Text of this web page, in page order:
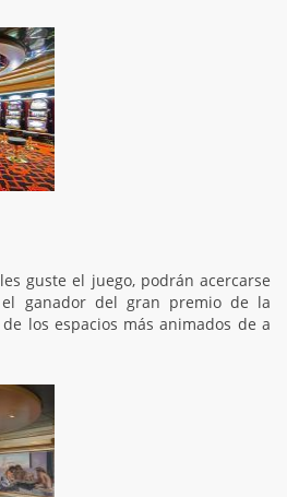
guste el juego, podrán acercarse
ganador del gran premio de la
los espacios más animados de a